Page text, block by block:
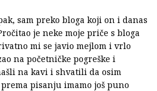
sam preko bloga koji on i danas
je neke moje priče s bloga
mi se javio mejlom i vrlo
na početničke pogreške i
na kavi i shvatili da osim
pisanju imamo još puno